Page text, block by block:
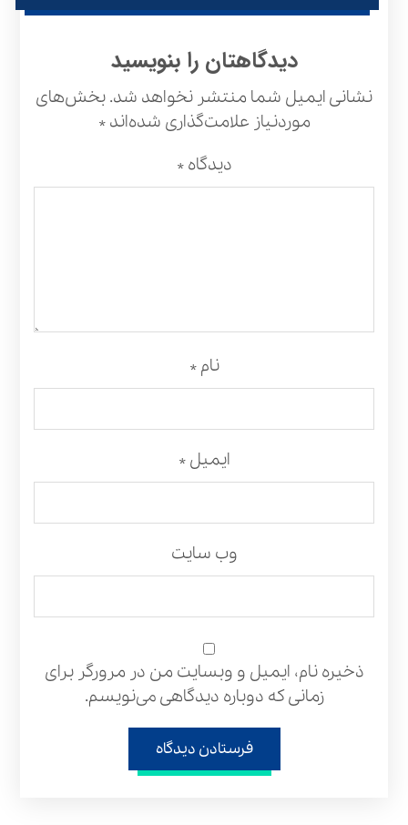
دیدگاهتان را بنویسید
نشانی ایمیل شما منتشر نخواهد شد.بخش‌های
موردنیاز علامت‌گذاری شده‌اند*
دیدگاه*
نام*
ایمیل*
وب‌ سایت
ذخیره نام، ایمیل و وبسایت من در مرورگر برای
زمانی که دوباره دیدگاهی می‌نویسم.
فرستادن دیدگاه